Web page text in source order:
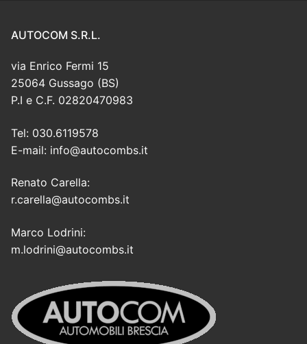
AUTOCOM S.R.L.
via Enrico Fermi 15
25064 Gussago (BS)
P.I e C.F. 02820470983
Tel: 030.6119578
E-mail: info@autocombs.it
Renato Carella:
r.carella@autocombs.it
Marco Lodrini:
m.lodrini@autocombs.it